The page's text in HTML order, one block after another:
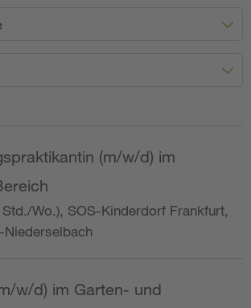
(m/w/d) im
Std./Wo.), SOS-Kinderdorf Frankfurt,
Niederselbach
w/d) im Garten- und